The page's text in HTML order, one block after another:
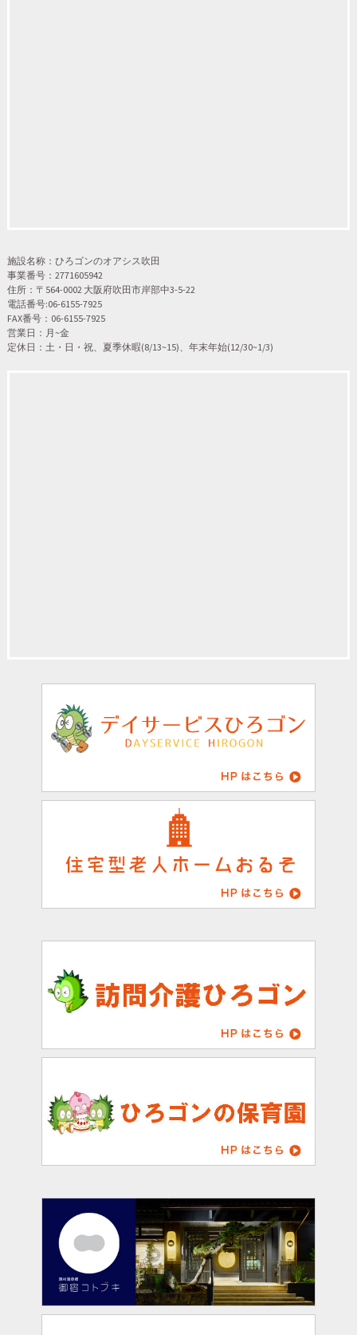
施設名称：ひろゴンのオアシス吹田
事業番号：2771605942
住所：〒564-0002 大阪府吹田市岸部中3-5-22
電話番号:06-6155-7925
FAX番号：06-6155-7925
営業日：月~金
定休日：土・日・祝、夏季休暇(8/13~15)、年末年始(12/30~1/3)